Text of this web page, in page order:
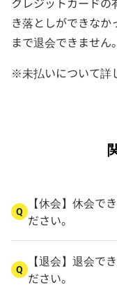
き落としができなか
まで退会できません。
※未払いについて詳
Q
【休会】休会で
ださい。
Q
【退会】退会で
ださい。